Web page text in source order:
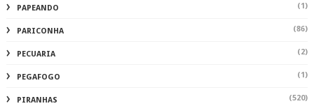
PAPEANDO (1)
PARICONHA (86)
PECUARIA (2)
PEGAFOGO (1)
PIRANHAS (520)